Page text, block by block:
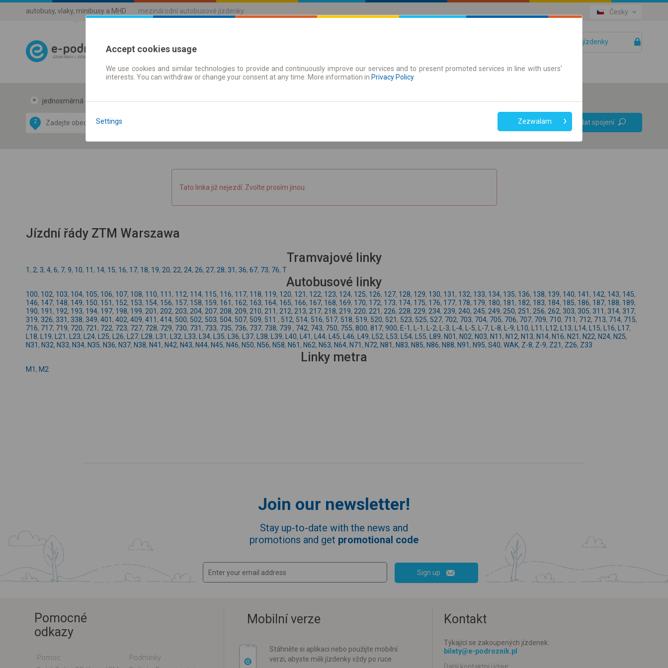
autobusy, vlaky, minibusy a MHD mezinárodní autobusové jízdenky Česky
Vaše jízdenky
Jízdni řády a jízdenky Časové jízdenky
jednosměrná zpáteční
Z
Pouze jízdenky online
Vyhledat spojení
OpenStreetMap
Tato linka již nejezdí. Zvolte prosím jinou.
Jízdní řády ZTM Warszawa
Tramvajové linky
1 , 2, 3, 4, 6, 7, 9, 10, 11 , 14, 15, 16, 17, 18, 19, 20, 22, 24, 26, 27, 28, 31 , 36, 67, 73, 76, T
Autobusové linky
100, 102, 103, 104, 105, 106, 107, 108, 110, 111 , 112, 114, 115, 116, 117, 118, 119, 120, 121 , 122, 123, 124, 125, 126, 127, 128, 129, 130, 131 , 132, 133, 134, 135, 136, 138, 139, 140, 141 , 142, 143, 145,
146, 147, 148, 149, 150, 151 , 152, 153, 154, 156, 157, 158, 159, 161 , 162, 163, 164, 165, 166, 167, 168, 169, 170, 172, 173, 174, 175, 176, 177, 178, 179, 180, 181 , 182, 183, 184, 185, 186, 187, 188, 189,
190, 191 , 192, 193, 194, 197, 198, 199, 201 , 202, 203, 204, 207, 208, 209, 210, 211 , 212, 213, 217, 218, 219, 220, 221 , 226, 228, 229, 234, 239, 240, 245, 249, 250, 251 , 256, 262, 303, 305, 311 , 314, 317,
319, 326, 331 , 338, 349, 401 , 402, 409, 411 , 414, 500, 502, 503, 504, 507, 509, 511 , 512, 514, 516, 517, 518, 519, 520, 521 , 523, 525, 527, 702, 703, 704, 705, 706, 707, 709, 710, 711 , 712, 713, 714, 715,
716, 717, 719, 720, 721 , 722, 723, 727, 728, 729, 730, 731 , 733, 735, 736, 737, 738, 739 , 742, 743, 750, 755, 800, 817, 900, E-1 , L-1 , L-2, L-3, L-4, L-5, L-7, L-8, L-9, L10, L11 , L12, L13, L14, L15, L16, L17,
L18, L19, L21 , L23, L24, L25, L26, L27, L28, L31 , L32, L33, L34, L35, L36, L37, L38, L39, L40, L41 , L44, L45, L46, L49, L52, L53, L54, L55, L89, N01 , N02, N03, N11 , N12, N13, N14, N16, N21 , N22, N24, N25,
N31 , N32, N33, N34, N35, N36, N37, N38, N41 , N42, N43, N44, N45, N46, N50, N56, N58, N61 , N62, N63, N64, N71 , N72, N81 , N83, N85, N86, N88, N91 , N95, S40, WAK, Z-8, Z-9, Z21 , Z26, Z33
Linky metra
M1 , M2
Join our newsletter!
Stay up-to-date with the news and
promotions and get promotional code
Sign up
Pomocné
odkazy
Pomoc
Podmínky
Mobilní verze
Stáhněte si aplikaci nebo použijte mobilní
verzi, abyste měli jízdenky vždy po ruce
Kontakt
Týkající se zakoupených jízdenek:
bilety@e-podroznik.pl
Accept cookies usage
We use cookies and similar technologies to provide and continuously improve our services and to present promoted services in line with users'
interests. You can withdraw or change your consent at any time. More information in Privacy Policy.
Settings Zezwalam